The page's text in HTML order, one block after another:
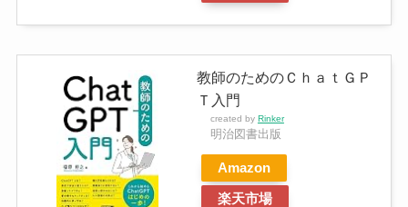
教師のためのＣｈａｔＧＰ
Ｔ入門
created by Rinker
明治図書出版
Amazon
楽天市場